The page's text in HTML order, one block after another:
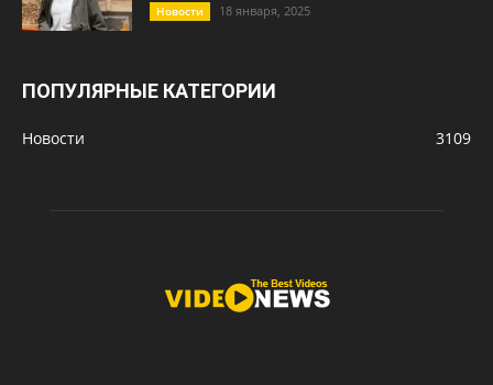
Новости 18 января, 2025
ПОПУЛЯРНЫЕ КАТЕГОРИИ
Новости 3109